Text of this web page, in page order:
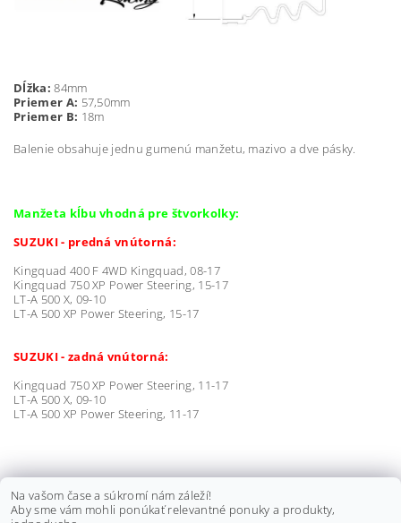
Dĺžka: 84mm
Priemer A: 57,50mm
Priemer B: 18m
Balenie obsahuje jednu gumenú manžetu, mazivo a dve pásky.
Manžeta kĺbu vhodná pre štvorkolky:
SUZUKI - predná vnútorná:
Kingquad 400 F 4WD Kingquad, 08-17
Kingquad 750 XP Power Steering, 15-17
LT-A 500 X, 09-10
LT-A 500 XP Power Steering, 15-17
SUZUKI - zadná vnútorná:
Kingquad 750 XP Power Steering, 11-17
LT-A 500 X, 09-10
LT-A 500 XP Power Steering, 11-17
KLIEŠTE NA ZAISŤOVACIE PÁSKY
MANŽIET
Na vašom čase a súkromí nám záleží!
Aby sme vám mohli ponúkať relevantné ponuky a produkty,